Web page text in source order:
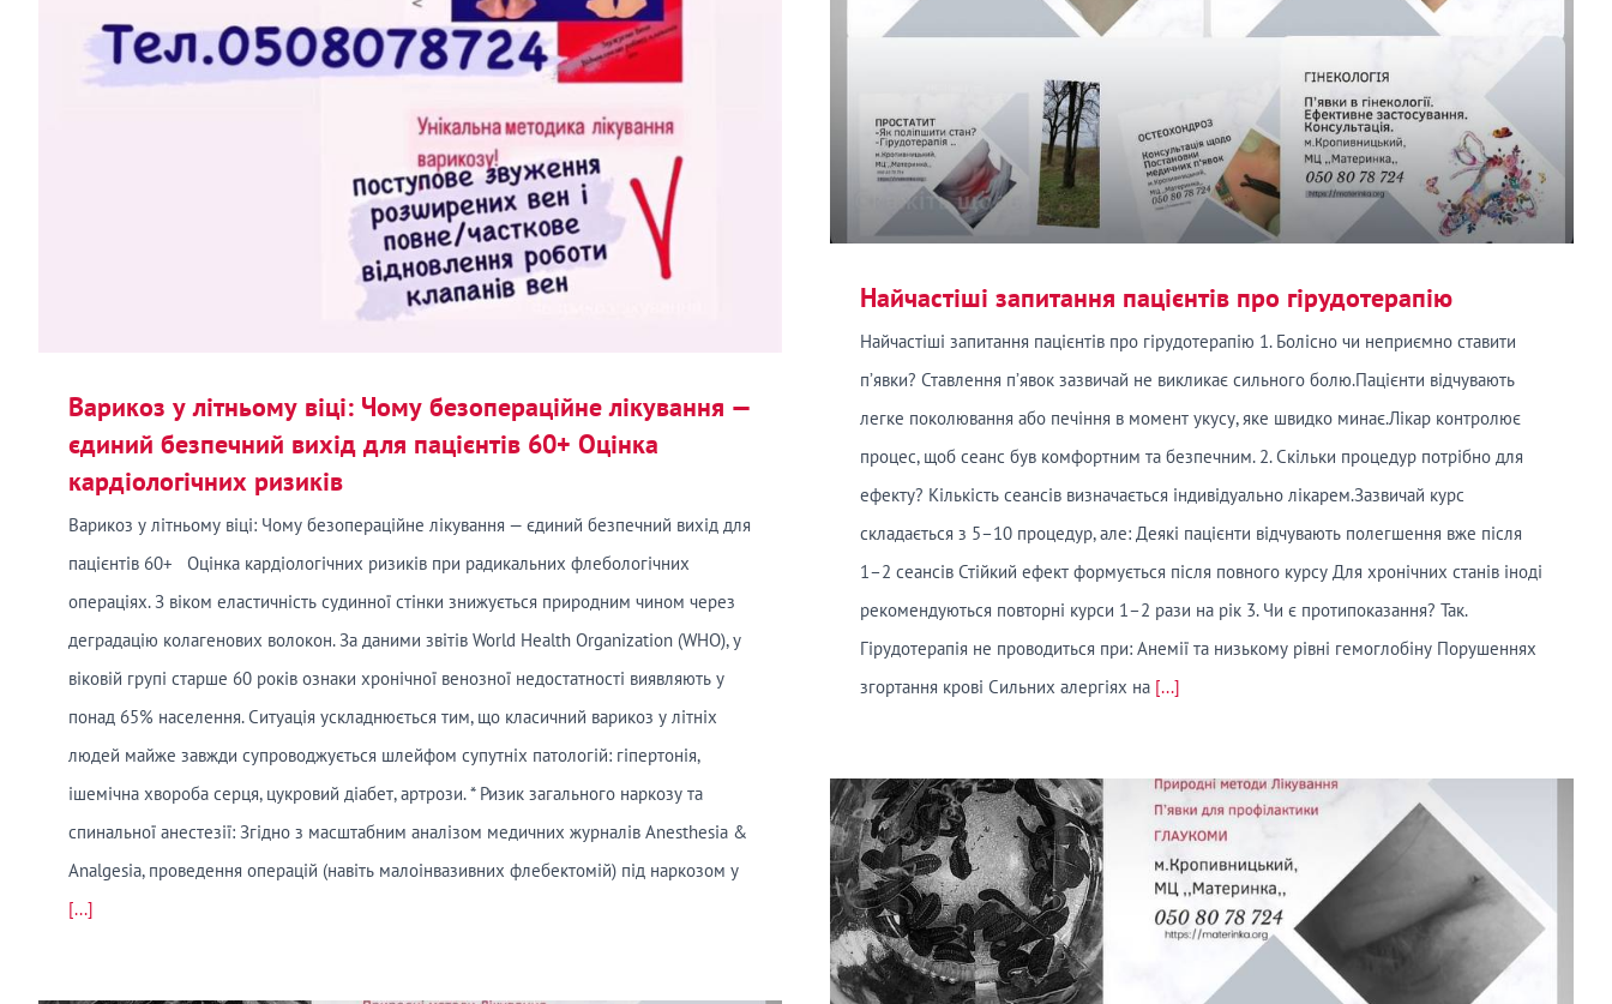
Варикоз у літньому віці: Чому безопераційне лікування —
єдиний безпечний вихід для пацієнтів 60+ Оцінка
кардіологічних ризиків
Варикоз у літньому віці: Чому безопераційне лікування — єдиний безпечний вихід для
пацієнтів 60+ Оцінка кардіологічних ризиків при радикальних флебологічних
операціях. З віком еластичність судинної стінки знижується природним чином через
деградацію колагенових волокон. За даними звітів World Health Organization (WHO), у
віковій групі старше 60 років ознаки хронічної венозної недостатності виявляють у
понад 65% населення. Ситуація ускладнюється тим, що класичний варикоз у літніх
людей майже завжди супроводжується шлейфом супутніх патологій: гіпертонія,
ішемічна хвороба серця, цукровий діабет, артрози. * Ризик загального наркозу та
спинальної анестезії: Згідно з масштабним аналізом медичних журналів Anesthesia &
Analgesia, проведення операцій (навіть малоінвазивних флебектомій) під наркозом у
[...]
Найчастіші запитання пацієнтів про гірудотерапію
Найчастіші запитання пацієнтів про гірудотерапію 1. Болісно чи неприємно ставити
п’явки? Ставлення п’явок зазвичай не викликає сильного болю.Пацієнти відчувають
легке поколювання або печіння в момент укусу, яке швидко минає.Лікар контролює
процес, щоб сеанс був комфортним та безпечним. 2. Скільки процедур потрібно для
ефекту? Кількість сеансів визначається індивідуально лікарем.Зазвичай курс
складається з 5–10 процедур, але: Деякі пацієнти відчувають полегшення вже після
1–2 сеансів Стійкий ефект формується після повного курсу Для хронічних станів іноді
рекомендуються повторні курси 1–2 рази на рік 3. Чи є протипоказання? Так.
Гірудотерапія не проводиться при: Анемії та низькому рівні гемоглобіну Порушеннях
згортання крові Сильних алергіях на [...]